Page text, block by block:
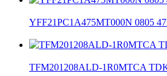
YFF21PC1A475MT000N 0805
TFM201208ALD-1R0MTCA